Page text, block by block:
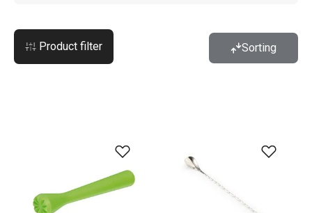
Product filter Sorting